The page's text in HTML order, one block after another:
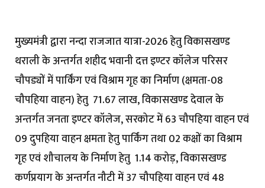
मुख्यमंत्री द्वारा नन्दा राजजात यात्रा-2026 हेतु विकासखण्ड
थराली के अन्तर्गत शहीद भवानी दत्त इण्टर कॉलेज परिसर
चौपड्यों में पार्किंग एवं विश्राम गृह का निर्माण (क्षमता-08
चौपहिया वाहन) हेतु ₹ 71.67 लाख, विकासखण्ड देवाल के
अन्तर्गत जनता इण्टर कॉलेज, सरकोट में 63 चौपहिया वाहन एवं
09 दुपहिया वाहन क्षमता हेतु पार्किंग तथा 02 कक्षों का विश्राम
गृह एवं शौचालय के निर्माण हेतु ₹ 1.14 करोड़, विकासखण्ड
कर्णप्रयाग के अन्तर्गत नौटी में 37 चौपहिया वाहन एवं 48